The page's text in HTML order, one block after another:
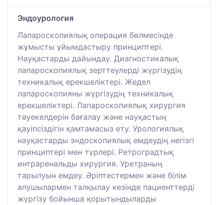
Эндоурология
Лапароскопиялық операция бөлмесінде
жұмысты ұйымдастыру принциптері.
Науқастарды дайындау. Диагностикалық
лапароскопиялық зерттеулерді жүргізудің
техникалық ерекшеліктері. Жедел
лапароскопияны жүргізудің техникалық
ерекшеліктері. Лапароскопиялық хирургия
тәуекелдерін бағалау және науқастың
қауіпсіздігін қамтамасыз ету. Урологиялық
науқастарды эндоскопиялық емдеудің негізгі
принциптері мен түрлері. Ретроградтық
интраренальды хирургия. Уретраның
тарылуын емдеу. Әріптестермен және білім
алушылармен талқылау кезінде пациенттерді
жүргізу бойынша қорытындыларды